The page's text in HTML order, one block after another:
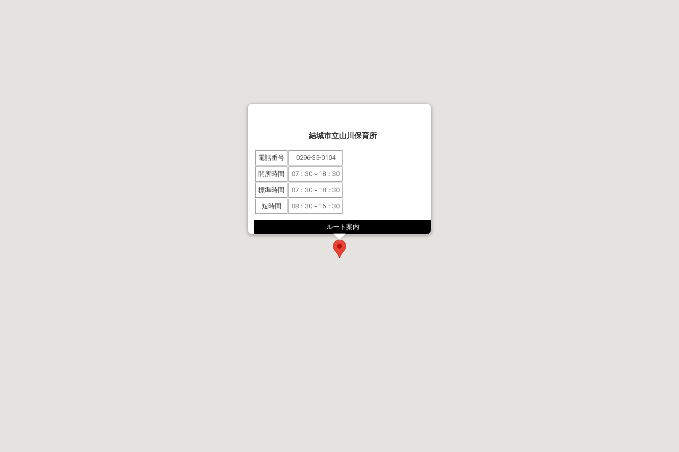
結城市立山川保育所
電話番号 0296-35-0104
開所時間 07：30～18：30
標準時間 07：30～18：30
短時間 08：30～16：30
ルート案内